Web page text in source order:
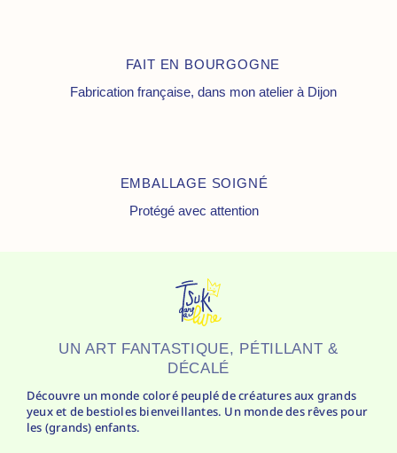
FAIT EN BOURGOGNE
Fabrication française, dans mon atelier à Dijon
EMBALLAGE SOIGNÉ
Protégé avec attention
UN ART FANTASTIQUE, PÉTILLANT &
DÉCALÉ
Découvre un monde coloré peuplé de créatures aux grands
yeux et de bestioles bienveillantes. Un monde des rêves pour
les (grands) enfants.